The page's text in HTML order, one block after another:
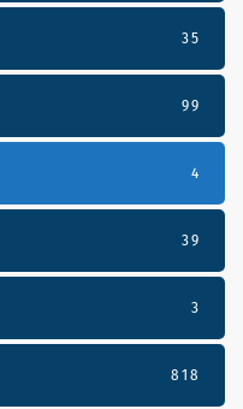
35
99
4
39
3
818